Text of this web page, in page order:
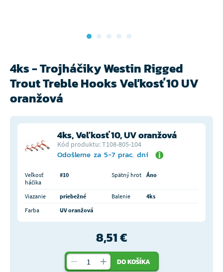
4ks - Trojháčiky Westin Rigged
Trout Treble Hooks Veľkosť 10 UV
oranžová
4ks, Veľkosť 10, UV oranžová
Kód produktu: T108-805-104
Odošleme za 5-7 prac. dní
Veľkosť
háčika
#10 Spätný hrot Áno
Viazanie priebežné Balenie
4ks
Farba
UV oranžová
8,51 €
DO KOŠÍKA